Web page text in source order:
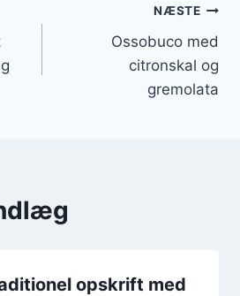
NÆSTE
Ossobuco med
citronskal og
gremolata
opskrift med